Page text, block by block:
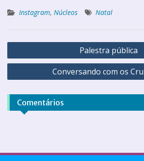
Instagram, Núcleos Natal
Palestra pública
Conversando com os
Comentários